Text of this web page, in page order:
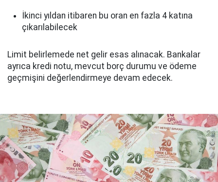
İkinci yıldan itibaren bu oran en fazla 4 katına
çıkarılabilecek
Limit belirlemede net gelir esas alınacak. Bankalar
ayrıca kredi notu, mevcut borç durumu ve ödeme
geçmişini değerlendirmeye devam edecek.